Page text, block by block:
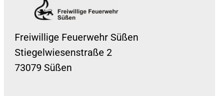
Freiwillige Feuerwehr Süßen
Stiegelwiesenstraße 2
73079 Süßen